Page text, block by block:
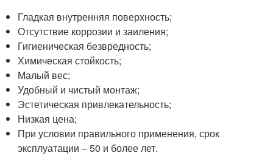
Гладкая внутренняя поверхность;
Отсутствие коррозии и заиления;
Гигиеническая безвредность;
Химическая стойкость;
Малый вес;
Удобный и чистый монтаж;
Эстетическая привлекательность;
Низкая цена;
При условии правильного применения, срок
эксплуатации – 50 и более лет.